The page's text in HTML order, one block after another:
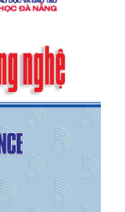
Sarabi, H. Eivaz
performance
coating through Mn
organic coating”,
258 (2014)
J.N.
resistance and
AA2024 alloy”,
270 (2015) 249–
R. Amini, “The
properties of